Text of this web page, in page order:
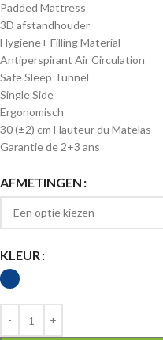
Padded Mattress
3D afstandhouder
Hygiene+ Filling Material
Antiperspirant Air Circulation
Safe Sleep Tunnel
Single Side
Ergonomisch
30 (±2) cm Hauteur du Matelas
Garantie de 2+3 ans
AFMETINGEN
KLEUR